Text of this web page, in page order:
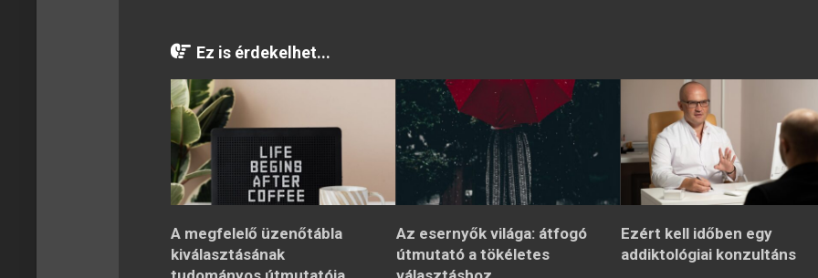
Ez is érdekelhet...
A megfelelő üzenőtábla
kiválasztásának
Az esernyők világa: átfogó
útmutató a tökéletes
Ezért kell időben egy
addiktológiai konzultáns